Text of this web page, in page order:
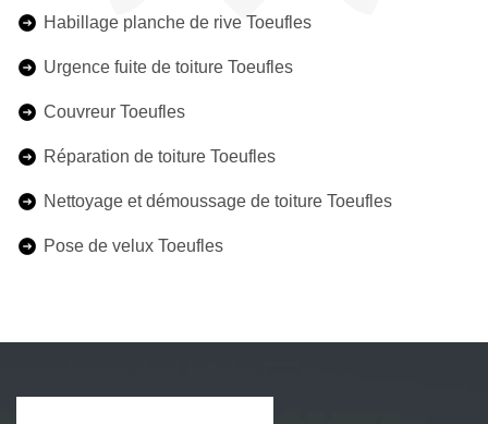
Habillage planche de rive Toeufles
Urgence fuite de toiture Toeufles
Couvreur Toeufles
Réparation de toiture Toeufles
Nettoyage et démoussage de toiture Toeufles
Pose de velux Toeufles